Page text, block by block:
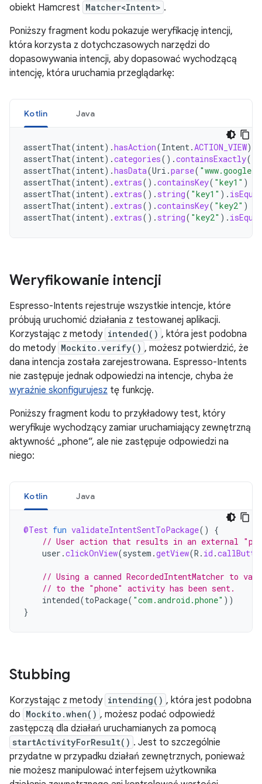
obiekt Hamcrest Matcher<Intent> .
Poniższy fragment kodu pokazuje weryfikację intencji,
która korzysta z dotychczasowych narzędzi do
dopasowywania intencji, aby dopasować wychodzącą
intencję, która uruchamia przeglądarkę:
Kotlin Java
assertThat(intent).hasAction(Intent.ACTION_VIEW)
assertThat(intent).categories().containsExactly(
assertThat(intent).hasData(Uri .parse(
assertThat(intent). extras().containsKey( "key1" )
assertThat(intent). extras(). string( "key1" ).
assertThat(intent). extras().containsKey( "key2" )
assertThat(intent). extras(). string( "key2" ).
Weryfikowanie intencji
Espresso-Intents rejestruje wszystkie intencje, które
próbują uruchomić działania z testowanej aplikacji.
Korzystając z metody intended() , która jest podobna
do metody Mockito.verify() , możesz potwierdzić, że
dana intencja została zarejestrowana. Espresso-Intents
nie zastępuje jednak odpowiedzi na intencje, chyba że
wyraźnie skonfigurujesz tę funkcję.
Poniższy fragment kodu to przykładowy test, który
weryfikuje wychodzący zamiar uruchamiający zewnętrzną
aktywność „phone”, ale nie zastępuje odpowiedzi na
niego:
Kotlin Java
@Test fun validateIntentSentToPackage()
{
// User action that results in an external
user .clickOnView(system .getView(R . id .
// Using a canned RecordedIntentMatcher to
// to the "phone" activity has been sent.
intended(toPackage( "com.android.phone" ))
}
Stubbing
Korzystając z metody intending() , która jest podobna
do Mockito.when() , możesz podać odpowiedź
zastępczą dla działań uruchamianych za pomocą
startActivityForResult() . Jest to szczególnie
przydatne w przypadku działań zewnętrznych, ponieważ
nie możesz manipulować interfejsem użytkownika